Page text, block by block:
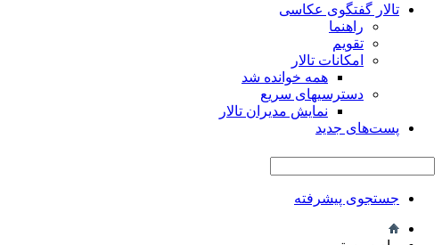
تالار گفتگوی عکاسی
راهنما
تقویم
امکانات تالار
همه خوانده شد
دسترسیهای سریع
نمایش مدیران تالار
پست‌های جدید
جستجوی پیشرفته